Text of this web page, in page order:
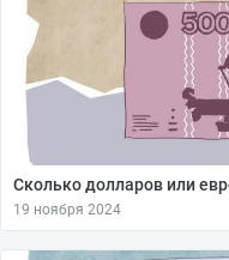
Сколько долларов или
19 ноября 2024